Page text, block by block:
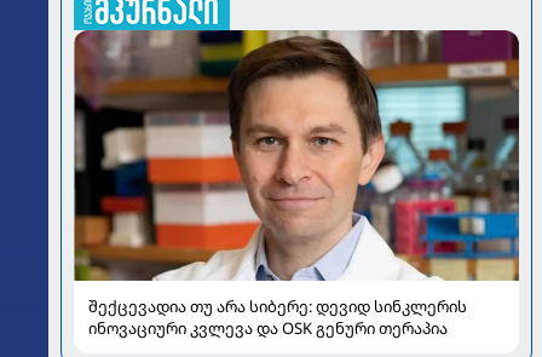
შექცევადია თუ არა სიბერე: დევიდ სინკლერის
ინოვაციური კვლევა და OSK გენური თერაპია